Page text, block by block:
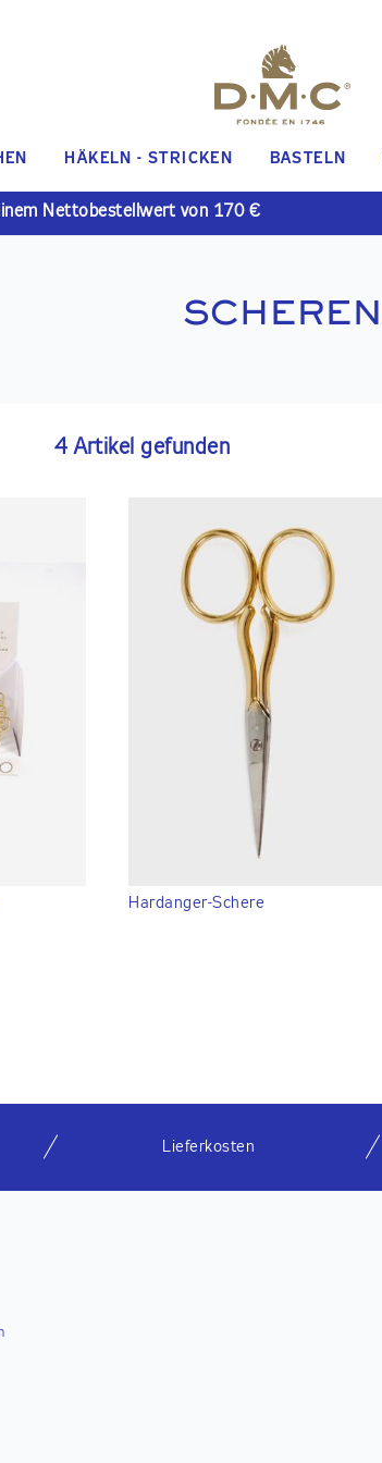
HÄKELN - STRICKEN BASTELN
Nettobestellwert von 170 €
SCHEREN
4 Artikel gefunden
Hardanger-Schere
Lieferkosten